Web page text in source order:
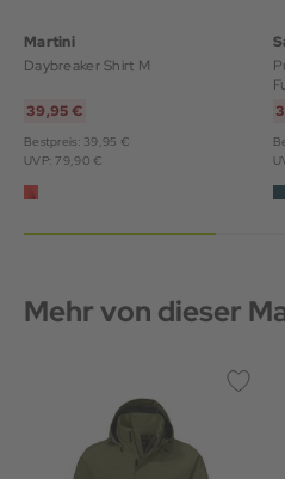
Martini
Daybreaker Shirt M
39,95 €
Bestpreis: 39,95 €
UVP: 79,90 €
Mehr von dieser